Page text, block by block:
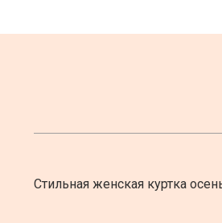
Стильная женская куртка